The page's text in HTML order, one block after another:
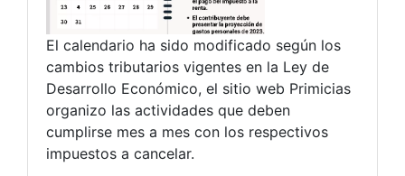
El calendario ha sido modificado según los
cambios tributarios vigentes en la Ley de
Desarrollo Económico, el sitio web Primicias
organizo las actividades que deben
cumplirse mes a mes con los respectivos
impuestos a cancelar.